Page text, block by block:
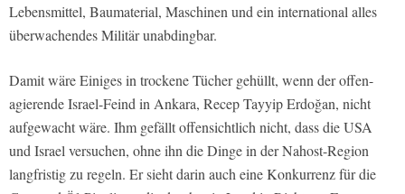
Lebensmittel, Baumaterial, Maschinen und ein international alles
überwachendes Militär unabdingbar.
Damit wäre Einiges in trockene Tücher gehüllt, wenn der offen-
agierende Israel-Feind in Ankara, Recep Tayyip Erdoğan, nicht
aufgewacht wäre. Ihm gefällt offensichtlich nicht, dass die USA
und Israel versuchen, ohne ihn die Dinge in der Nahost-Region
langfristig zu regeln. Er sieht darin auch eine Konkurrenz für die